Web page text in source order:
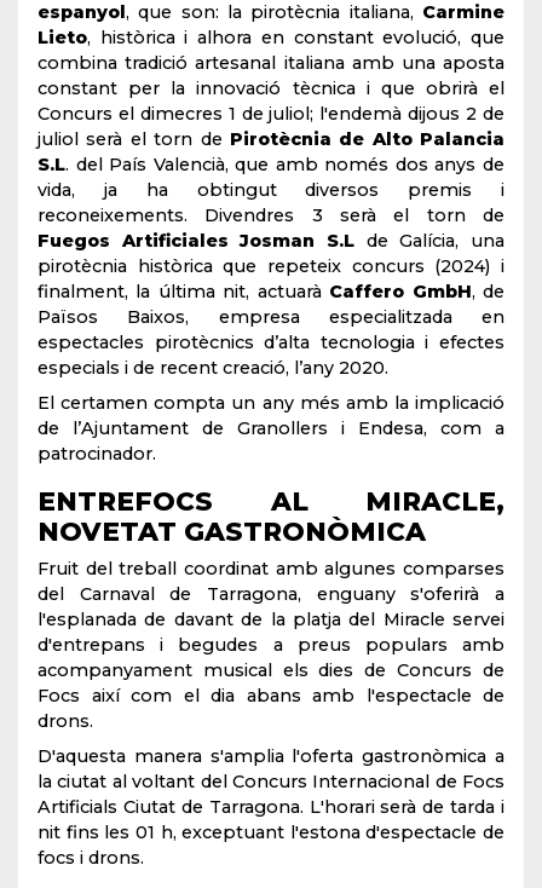
espanyol , que son: la pirotècnia italiana, Carmine
Lieto, històrica i alhora en constant evolució, que
combina tradició artesanal italiana amb una aposta
constant per la innovació tècnica i que obrirà el
Concurs el dimecres 1 de juliol; l'endemà dijous 2 de
juliol serà el torn de Pirotècnia de Alto Palancia
S.L. del País Valencià, que amb només dos anys de
vida, ja ha obtingut diversos premis i
reconeixements. Divendres 3 serà el torn de
Fuegos Artificiales Josman S.L de Galícia, una
pirotècnia històrica que repeteix concurs (2024) i
finalment, la última nit, actuarà Caffero GmbH, de
Països Baixos, empresa especialitzada en
espectacles pirotècnics d’alta tecnologia i efectes
especials i de recent creació, l’any 2020.
El certamen compta un any més amb la implicació
de l’Ajuntament de Granollers i Endesa, com a
patrocinador.
ENTREFOCS AL MIRACLE,
NOVETAT GASTRONÒMICA
Fruit del treball coordinat amb algunes comparses
del Carnaval de Tarragona, enguany s'oferirà a
l'esplanada de davant de la platja del Miracle servei
d'entrepans i begudes a preus populars amb
acompanyament musical els dies de Concurs de
Focs així com el dia abans amb l'espectacle de
drons.
D'aquesta manera s'amplia l'oferta gastronòmica a
la ciutat al voltant del Concurs Internacional de Focs
Artificials Ciutat de Tarragona. L'horari serà de tarda i
nit fins les 01 h, exceptuant l'estona d'espectacle de
focs i drons.